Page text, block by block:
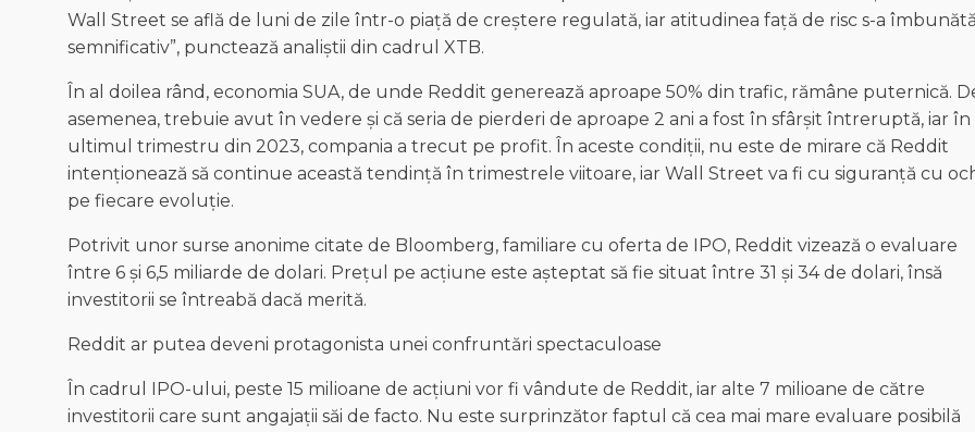
Wall Street se află de luni de zile într-o piață de creștere regulată, iar atitudinea față de risc s-a
semnificativ”, punctează analiștii din cadrul XTB.
În al doilea rând, economia SUA, de unde Reddit generează aproape 50% din trafic, rămâne puternică.
asemenea, trebuie avut în vedere și că seria de pierderi de aproape 2 ani a fost în sfârșit întreruptă, iar în
ultimul trimestru din 2023, compania a trecut pe profit. În aceste condiții, nu este de mirare că Reddit
intenționează să continue această tendință în trimestrele viitoare, iar Wall Street va fi cu siguranță cu
pe fiecare evoluție.
Potrivit unor surse anonime citate de Bloomberg, familiare cu oferta de IPO, Reddit vizează o evaluare
între 6 și 6,5 miliarde de dolari. Prețul pe acțiune este așteptat să fie situat între 31 și 34 de dolari, însă
investitorii se întreabă dacă merită.
Reddit ar putea deveni protagonista unei confruntări spectaculoase
În cadrul IPO-ului, peste 15 milioane de acțiuni vor fi vândute de Reddit, iar alte 7 milioane de către
investitorii care sunt angajații săi de facto. Nu este surprinzător faptul că cea mai mare evaluare posibilă